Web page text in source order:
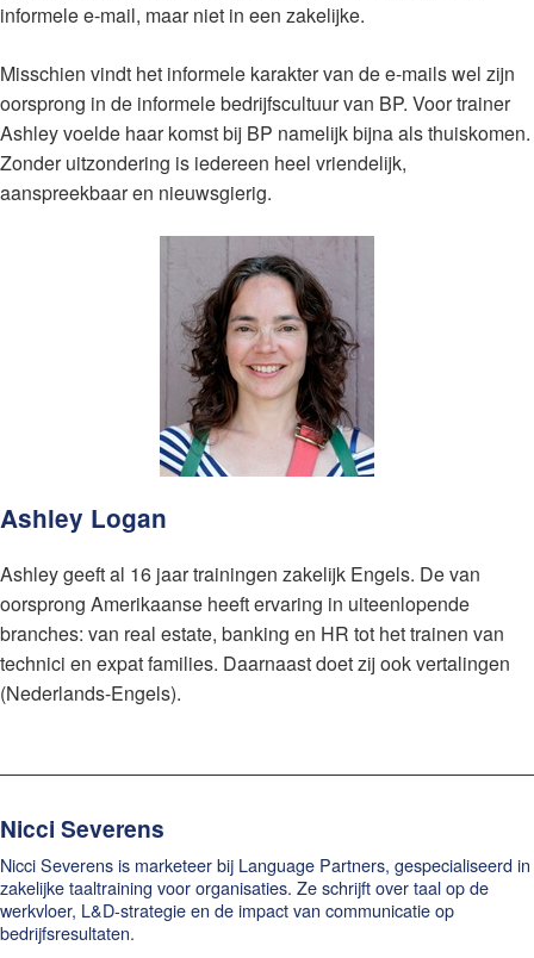
informele e-mail, maar niet in een zakelijke.
Misschien vindt het informele karakter van de e-mails wel zijn
oorsprong in de informele bedrijfscultuur van BP. Voor trainer
Ashley voelde haar komst bij BP namelijk bijna als thuiskomen.
Zonder uitzondering is iedereen heel vriendelijk,
aanspreekbaar en nieuwsgierig.
Ashley Logan
Ashley geeft al 16 jaar trainingen zakelijk Engels. De van
oorsprong Amerikaanse heeft ervaring in uiteenlopende
branches: van real estate, banking en HR tot het trainen van
technici en expat families. Daarnaast doet zij ook vertalingen
(Nederlands-Engels).
Nicci Severens
Nicci Severens is marketeer bij Language Partners, gespecialiseerd in
zakelijke taaltraining voor organisaties. Ze schrijft over taal op de
werkvloer, L&D-strategie en de impact van communicatie op
bedrijfsresultaten.